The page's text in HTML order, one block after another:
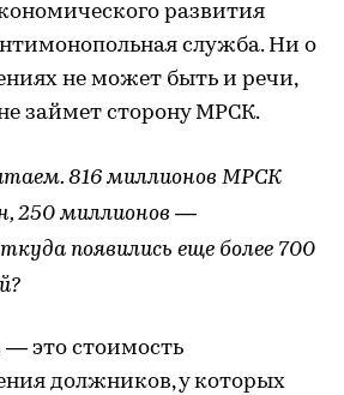
развития
служба. Ни о
не может быть и речи,
займет сторону МРСК.
816 миллионов МРСК
250 миллионов —
появились еще более 700
это стоимость
должников, у которых